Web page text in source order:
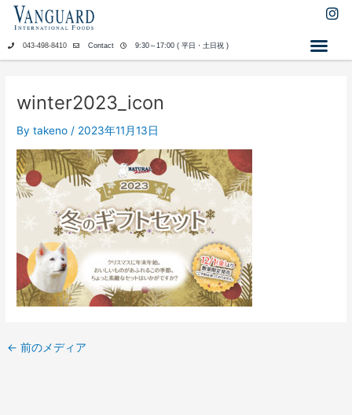
ス
I
043-498-8410 Contact 9:30～17:00 ( 平日・土日祝 )
winter2023_icon
Bytakeno / 2023年11月13日
← 前のメディア